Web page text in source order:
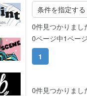
条件を指定する
0件見つかりまし
0ページ中1ペー
1
0件見つかりまし